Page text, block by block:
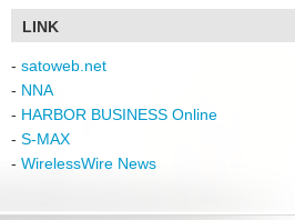
LINK
- satoweb.net
- NNA
- HARBOR BUSINESS Online
- S-MAX
- WirelessWire News